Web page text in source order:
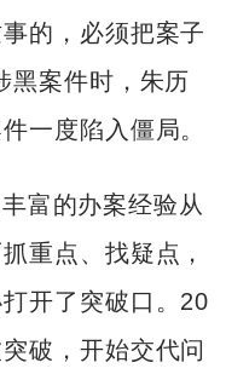
的，必须把案子
黑案件时，朱历
一度陷入僵局。
富的办案经验从
重点、找疑点，
开了突破口。20
破，开始交代问